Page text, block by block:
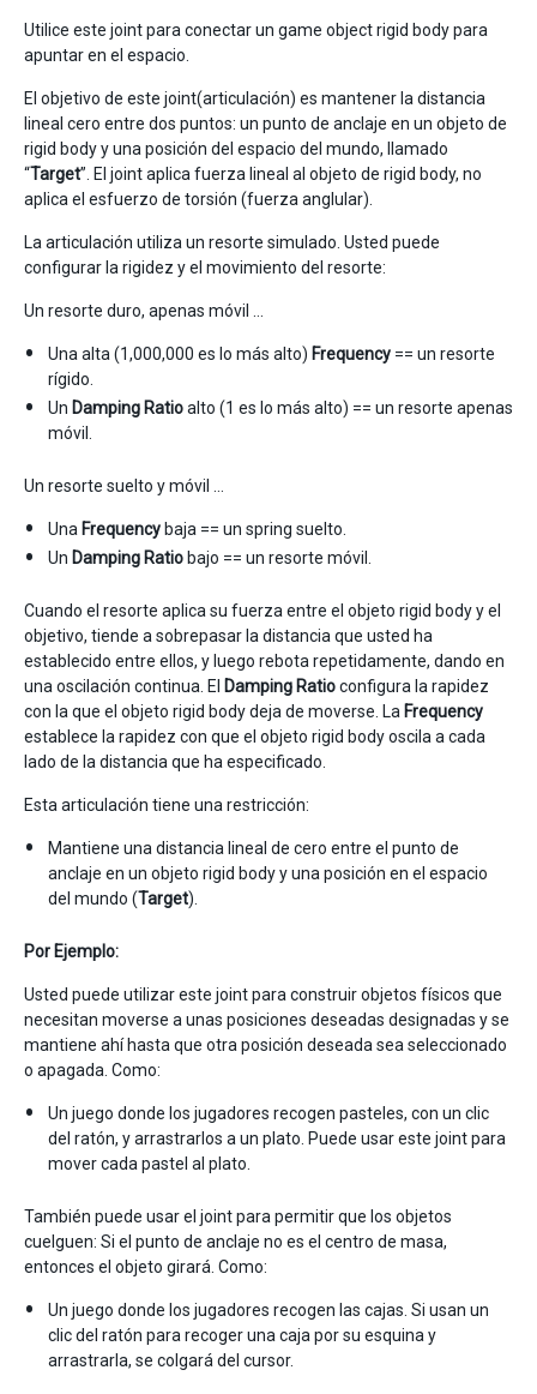
Utilice este joint para conectar un game object rigid body para
apuntar en el espacio.
El objetivo de este joint(articulación) es mantener la distancia
lineal cero entre dos puntos: un punto de anclaje en un objeto de
rigid body y una posición del espacio del mundo, llamado
“Target”. El joint aplica fuerza lineal al objeto de rigid body, no
aplica el esfuerzo de torsión (fuerza anglular).
La articulación utiliza un resorte simulado. Usted puede
configurar la rigidez y el movimiento del resorte:
Un resorte duro, apenas móvil …
Una alta (1,000,000 es lo más alto) Frequency == un resorte
rígido.
Un Damping Ratioalto (1 es lo más alto) == un resorte apenas
móvil.
Un resorte suelto y móvil …
Una Frequency baja == un spring suelto.
Un Damping Ratio bajo == un resorte móvil.
Cuando el resorte aplica su fuerza entre el objeto rigid body y el
objetivo, tiende a sobrepasar la distancia que usted ha
establecido entre ellos, y luego rebota repetidamente, dando en
una oscilación continua. El Damping Ratioconfigura la rapidez
con la que el objeto rigid body deja de moverse. La Frequency
establece la rapidez con que el objeto rigid body oscila a cada
lado de la distancia que ha especificado.
Esta articulación tiene una restricción:
Mantiene una distancia lineal de cero entre el punto de
anclaje en un objeto rigid body y una posición en el espacio
del mundo (Target).
Por Ejemplo:
Usted puede utilizar este joint para construir objetos físicos que
necesitan moverse a unas posiciones deseadas designadas y se
mantiene ahí hasta que otra posición deseada sea seleccionado
o apagada. Como:
Un juego donde los jugadores recogen pasteles, con un clic
del ratón, y arrastrarlos a un plato. Puede usar este joint para
mover cada pastel al plato.
También puede usar el joint para permitir que los objetos
cuelguen: Si el punto de anclaje no es el centro de masa,
entonces el objeto girará. Como:
Un juego donde los jugadores recogen las cajas. Si usan un
clic del ratón para recoger una caja por su esquina y
arrastrarla, se colgará del cursor.